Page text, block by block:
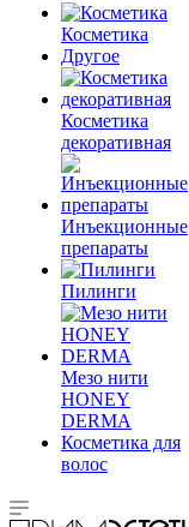
Косметика
Другое
Косметика
декоративная
Инъекционные
препараты
Пилинги
Мезо нити
HONEY
DERMA
Косметика для
волос